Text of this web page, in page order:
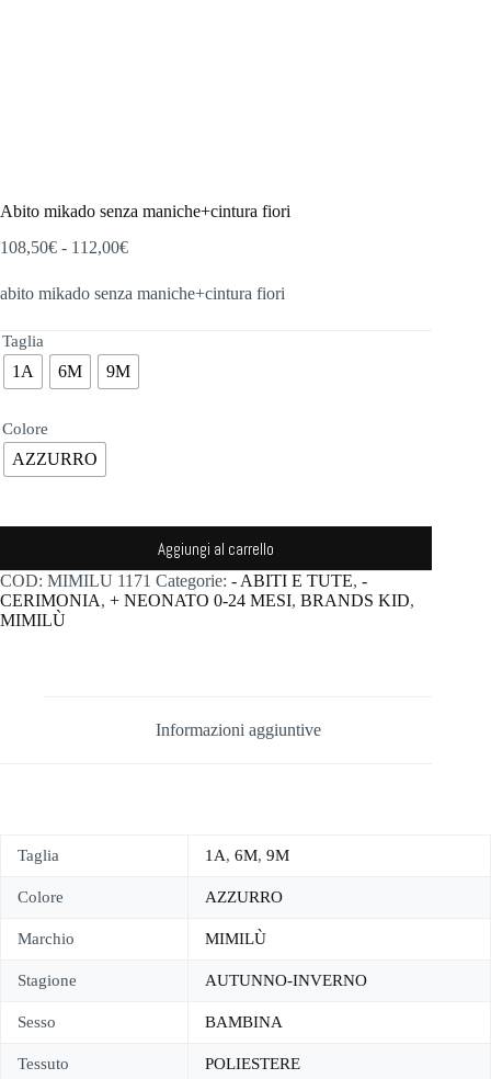
Abito mikado senza maniche+cintura fiori
108,50€ - 112,00€Fascia
prezzo:
da
112,00€
abito mikado senza maniche+cintura fiori
Taglia
1A 6M 9M
Colore
AZZURRO
Aggiungi al carrello
COD: MIMILU 1171 Categorie: - ABITI E TUTE, -
CERIMONIA, + NEONATO 0-24 MESI, BRANDS KID,
MIMILÙ
Informazioni aggiuntive
Taglia 1A, 6M, 9M
Colore AZZURRO
Marchio MIMILÙ
Stagione AUTUNNO-INVERNO
Sesso BAMBINA
Tessuto POLIESTERE